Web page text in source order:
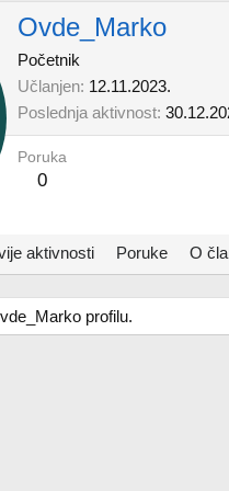
Ovde_Marko
Početnik
Učlanjen 12.11.2023.
Poslednja aktivnost
Poruka
0
aktivnosti Poruke O
profilu.